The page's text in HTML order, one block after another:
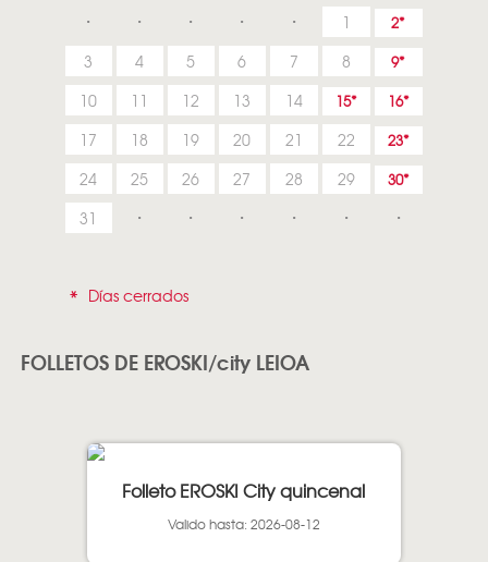
1 2
3 4 5 6 7 8 9
10 11 12 13 14 15 16
17 18 19 20 21 22 23
24 25 26 27 28 29 30
31
* Días cerrados
FOLLETOS DE EROSKI/city LEIOA
Folleto EROSKI City quincenal
Valido hasta: 2026-08-12